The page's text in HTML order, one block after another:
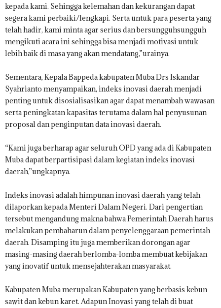
kepada kami. Sehingga kelemahan dan kekurangan dapat
segera kami perbaiki/lengkapi. Serta untuk para peserta yang
telah hadir, kami minta agar serius dan bersungguhsungguh
mengikuti acara ini sehingga bisa menjadi motivasi untuk
lebih baik di masa yang akan mendatang,”urainya.
Sementara, Kepala Bappeda kabupaten Muba Drs Iskandar
Syahrianto menyampaikan, indeks inovasi daerah menjadi
penting untuk disosialisasikan agar dapat menambah wawasan
serta peningkatan kapasitas terutama dalam hal penyusunan
proposal dan penginputan data inovasi daerah.
“Kami juga berharap agar seluruh OPD yang ada di Kabupaten
Muba dapat berpartisipasi dalam kegiatan indeks inovasi
daerah,”ungkapnya.
Indeks inovasi adalah himpunan inovasi daerah yang telah
dilaporkan kepada Menteri Dalam Negeri. Dari pengertian
tersebut mengandung makna bahwa Pemerintah Daerah harus
melakukan pembaharun dalam penyelenggaraan pemerintah
daerah. Disamping itu juga memberikan dorongan agar
masing-masing daerah berlomba-lomba membuat kebijakan
yang inovatif untuk mensejahterakan masyarakat.
Kabupaten Muba merupakan Kabupaten yang berbasis kebun
sawit dan kebun karet. Adapun Inovasi yang telah di buat